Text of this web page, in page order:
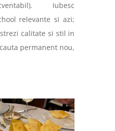
Iubesc
relevante si azi;
calitate si stil in
permanent nou,